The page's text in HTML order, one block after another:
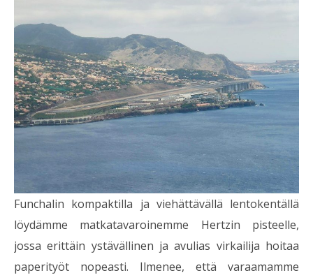
Funchalin kompaktilla ja viehättävällä lentokentällä
löydämme matkatavaroinemme Hertzin pisteelle,
jossa erittäin ystävällinen ja avulias virkailija hoitaa
paperityöt nopeasti. Ilmenee, että varaamamme